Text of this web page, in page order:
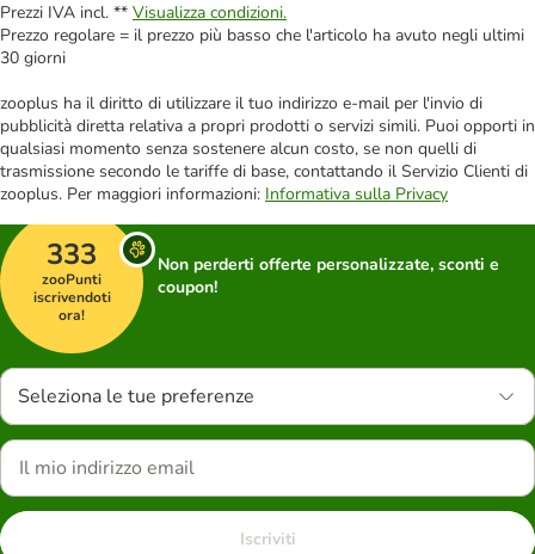
Prezzi IVA incl. ** Visualizza condizioni.
Prezzo regolare = il prezzo più basso che l'articolo ha avuto negli ultimi
30 giorni
zooplus ha il diritto di utilizzare il tuo indirizzo e-mail per l'invio di
pubblicità diretta relativa a propri prodotti o servizi simili. Puoi opporti in
qualsiasi momento senza sostenere alcun costo, se non quelli di
trasmissione secondo le tariffe di base, contattando il Servizio Clienti di
zooplus. Per maggiori informazioni: Informativa sulla Privacy
333
zooPunti
iscrivendoti
ora!
Non perderti offerte personalizzate, sconti e
coupon!
Seleziona le tue preferenze
Iscriviti